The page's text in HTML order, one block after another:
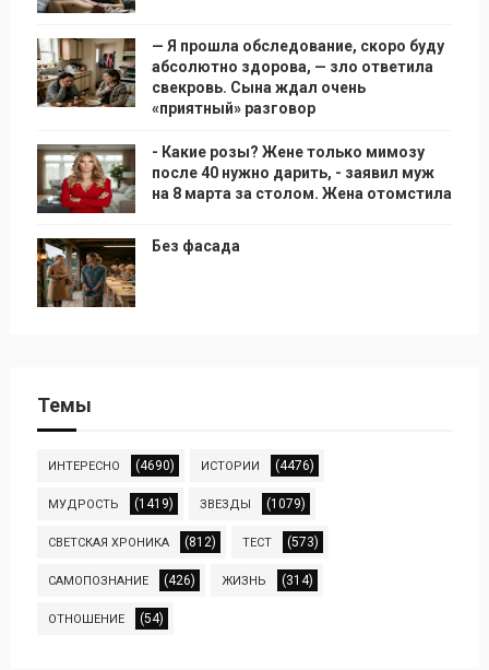
— Я прошла обследование, скоро буду
абсолютно здорова, — зло ответила
свекровь. Сына ждал очень
«приятный» разговор
- Какие розы? Жене только мимозу
после 40 нужно дарить, - заявил муж
на 8 марта за столом. Жена отомстила
Без фасада
Темы
ИНТЕРЕСНО (4690) ИСТОРИИ (4476)
МУДРОСТЬ (1419) ЗВЕЗДЫ (1079)
СВЕТСКАЯ ХРОНИКА (812) ТЕСТ (573)
САМОПОЗНАНИЕ (426) ЖИЗНЬ (314)
ОТНОШЕНИЕ (54)